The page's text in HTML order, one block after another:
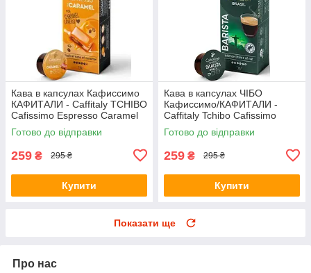
Кава в капсулах Кафиссимо
КАФИТАЛИ - Caffitaly TCHIBO
Cafissimo Espresso Caramel
Готово до відправки
259 ₴ 295 ₴
Купити
Кава в капсулах ЧІБО
Кафиссимо/КАФИТАЛИ -
Caffitaly Tchibo Cafissimo
Espresso Brasil (коробочка 10
капсул)
Готово до відправки
259 ₴ 295 ₴
Купити
Показати ще
Про нас